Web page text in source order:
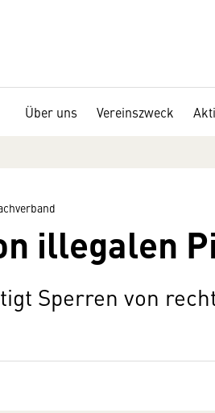
Über uns Vereinszweck
illegalen
Sperren von